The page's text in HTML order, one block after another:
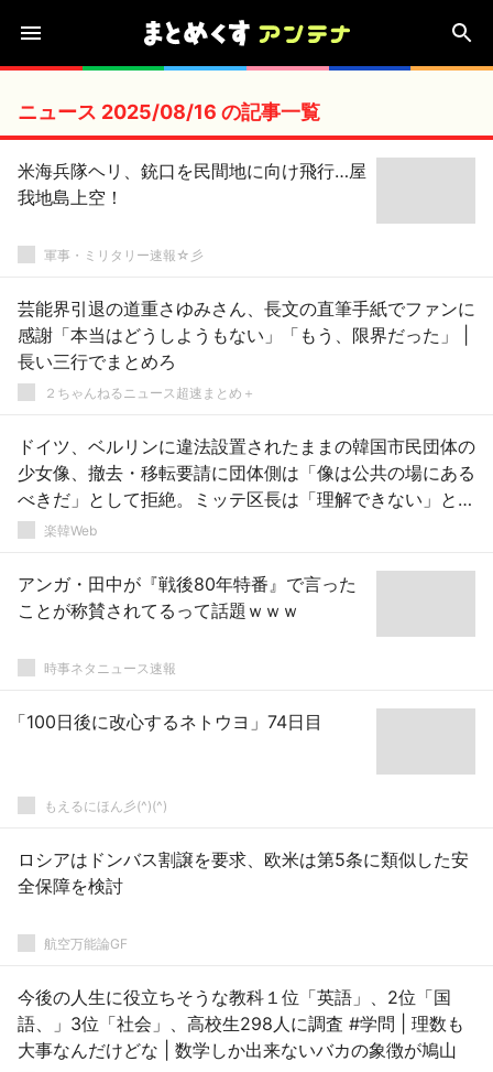
ニュース 2025/08/16 の記事一覧
米海兵隊ヘリ、銃口を民間地に向け飛行…屋
我地島上空！
軍事・ミリタリー速報☆彡
芸能界引退の道重さゆみさん、長文の直筆手紙でファンに
感謝「本当はどうしようもない」「もう、限界だった」 |
長い三行でまとめろ
２ちゃんねるニュース超速まとめ＋
ドイツ、ベルリンに違法設置されたままの韓国市民団体の
少女像、撤去・移転要請に団体側は「像は公共の場にある
べきだ」として拒絶。ミッテ区長は「理解できない」と唖
然としたコメント
楽韓Web
アンガ・田中が『戦後80年特番』で言った
ことが称賛されてるって話題ｗｗｗ
時事ネタニュース速報
「100日後に改心するネトウヨ」74日目
もえるにほん彡(^)(^)
ロシアはドンバス割譲を要求、欧米は第5条に類似した安
全保障を検討
航空万能論GF
今後の人生に役立ちそうな教科１位「英語」、2位「国
語、」3位「社会」、高校生298人に調査 #学問 | 理数も
大事なんだけどな | 数学しか出来ないバカの象徴が鳩山